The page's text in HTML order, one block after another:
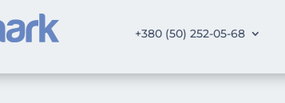
+380 (50) 252-05-68